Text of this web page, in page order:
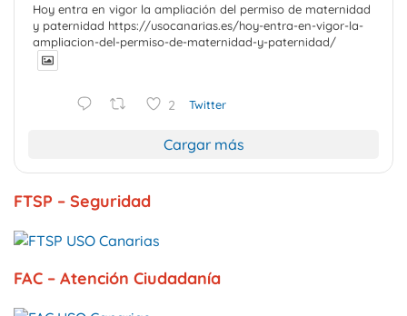
Hoy entra en vigor la ampliación del permiso de maternidad
y paternidad https://usocanarias.es/hoy-entra-en-vigor-la-
ampliacion-del-permiso-de-maternidad-y-paternidad/
2 Twitter
Cargar más
FTSP – Seguridad
FAC – Atención Ciudadanía